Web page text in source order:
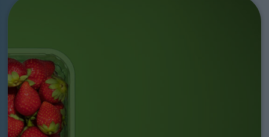
Go to: Il valore del rPET negli imballaggi ortofrutticoli: i